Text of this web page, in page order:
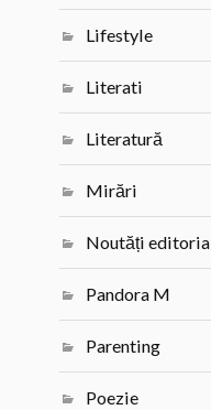
Lifestyle
Literati
Literatură
Mirări
Noutăți
Pandora M
Parenting
Poezie